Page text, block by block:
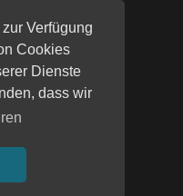
Verfügung
Cookies
Dienste
dass wir